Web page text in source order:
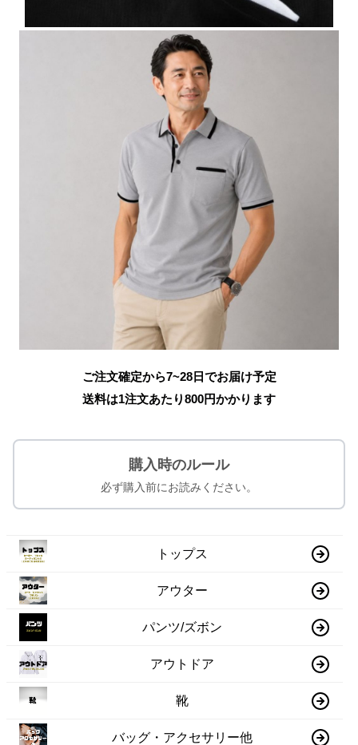
ご注文確定から7~28日でお届け予定
送料は1注文あたり800円かかります
購入時のルール
必ず購入前にお読みください。
トップス
アウター
パンツ/ズボン
アウトドア
靴
バッグ・アクセサリー他